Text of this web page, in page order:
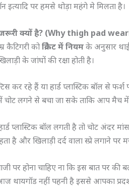
इत्यादि पर हमसे थोड़ा महंगे मे मिलता है।
जरूरी क्यों है? (Why thigh pad
कैटिगरी कोक्रिकेट में नियमके अनुसार
के जांघों की रक्षा होती है।
कर रहे हैं या हार्ड प्लास्टिक बॉल से
चोट लगने से बचा जा सके ताकि आप मैच
प्लास्टिक बॉल लगती है तो चोट अंदर
है और खिलाड़ी दर्द वाला स्प्रे लगाने पर
पर होना चाहिए ना कि इस बात पर की
थायगॉड नहीं पहनी है इससे आपका